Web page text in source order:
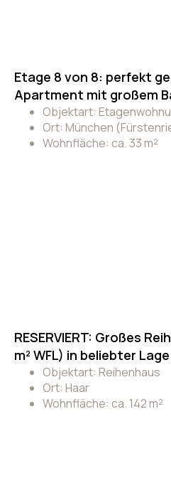
Etage 8 von 8: perfekt
Apartment mit großem
Objektart:
Ort: München
Wohnfläche: ca. 33 m²
RESERVIERT: Großes
m² WFL) in beliebter Lage
Objektart: Reihenhaus
Ort: Haar
Wohnfläche: ca. 142 m²